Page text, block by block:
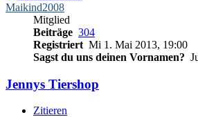
Maikind2008
Mitglied
Beiträge 304
Registriert Mi 1. Mai 2013, 19:00
Sagst du uns deinen Vornamen?
Jennys Tiershop
Zitieren